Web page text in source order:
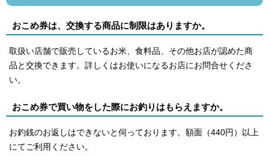
おこめ券は、交換する商品に制限はありますか。
取扱い店舗で販売しているお米、食料品、その他お店が認めた商
品と交換できます。詳しくはお使いになるお店にお問合せくださ
い。
おこめ券で買い物をした際にお釣りはもらえますか。
お釣銭のお返しはできないと伺っております。額面（440円）以上
にてご利用ください。